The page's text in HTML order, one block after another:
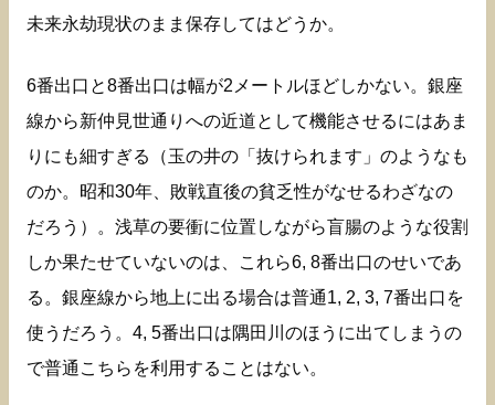
未来永劫現状のまま保存してはどうか。
6番出口と8番出口は幅が2メートルほどしかない。銀座
線から新仲見世通りへの近道として機能させるにはあま
りにも細すぎる（玉の井の「抜けられます」のようなも
のか。昭和30年、敗戦直後の貧乏性がなせるわざなの
だろう）。浅草の要衝に位置しながら盲腸のような役割
しか果たせていないのは、これら6, 8番出口のせいであ
る。銀座線から地上に出る場合は普通1, 2, 3, 7番出口を
使うだろう。4, 5番出口は隅田川のほうに出てしまうの
で普通こちらを利用することはない。